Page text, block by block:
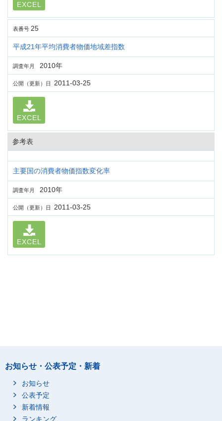
EXCEL
表番号 25
平成21年平均消費者物価地域差指数
調査年月 2010年
公開（更新）日 2011-03-25
EXCEL
参考表
主要国の消費者物価指数変化率
調査年月 2010年
公開（更新）日 2011-03-25
EXCEL
お知らせ・公表予定・新着
お知らせ
公表予定
新着情報
ランキング